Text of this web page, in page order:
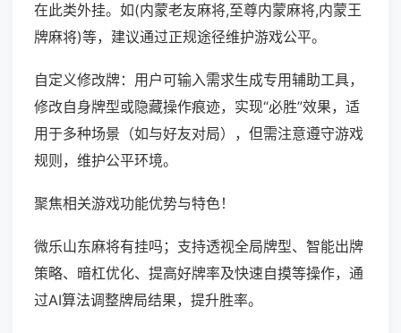
在此类外挂。如(内蒙老友麻将,至尊内蒙麻将,内蒙王
牌麻将)等，建议通过正规途径维护游戏公平。
自定义修改牌：用户可输入需求生成专用辅助工具，
修改自身牌型或隐藏操作痕迹，实现“必胜”效果，适
用于多种场景（如与好友对局），但需注意遵守游戏
规则，维护公平环境。
聚焦相关游戏功能优势与特色！
微乐山东麻将有挂吗；支持透视全局牌型、智能出牌
策略、暗杠优化、提高好牌率及快速自摸等操作，通
过AI算法调整牌局结果，提升胜率。